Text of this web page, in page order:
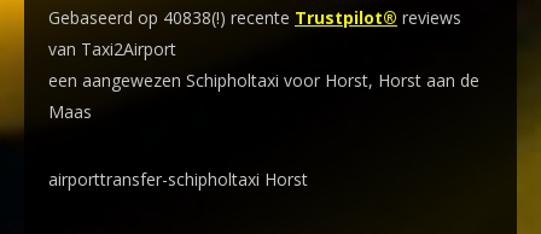
Gebaseerd op 40838(!) recente Trustpilot® reviews
van Taxi2Airport
een aangewezen Schipholtaxi voor Horst, Horst aan de
Maas
airporttransfer-schipholtaxi Horst